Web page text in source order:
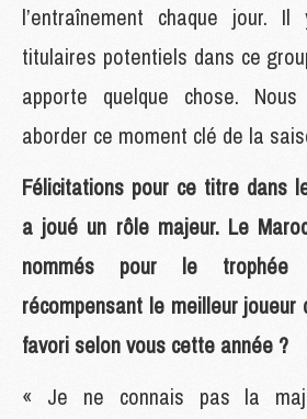
l’entraînement chaque jour.
titulaires potentiels dans ce
apporte quelque chose.
aborder ce moment clé de la
Félicitations pour ce titre dans
a joué un rôle majeur. Le
nommés pour le trophée
récompensant le meilleur
favori selon vous cette année ?
« Je ne connais pas la